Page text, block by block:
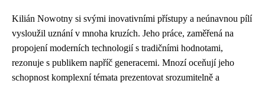
Kilián Nowotny si svými inovativními přístupy a neúnavnou pílí
vysloužil uznání v mnoha kruzích. Jeho práce, zaměřená na
propojení moderních technologií s tradičními hodnotami,
rezonuje s publikem napříč generacemi. Mnozí oceňují jeho
schopnost komplexní témata prezentovat srozumitelně a